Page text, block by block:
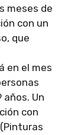
meses de
con un
que
en el mes
Un
con